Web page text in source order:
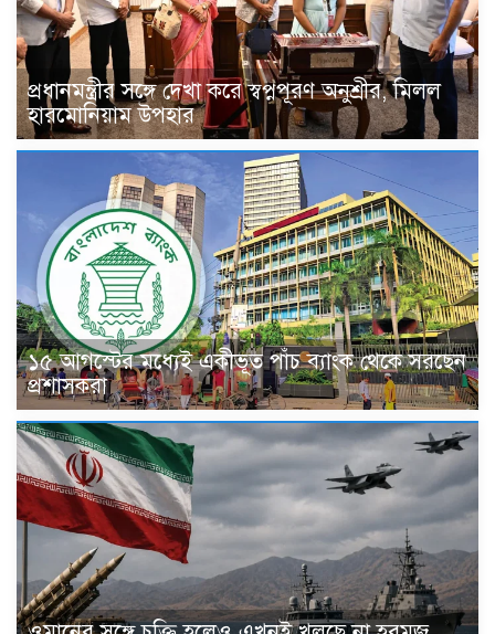
প্রধানমন্ত্রীর সঙ্গে দেখা করে স্বপ্নপূরণ অনুশ্রীর, মিলল
হারমোনিয়াম উপহার
১৫ আগস্টের মধ্যেই একীভূত পাঁচ ব্যাংক থেকে সরছেন
প্রশাসকরা